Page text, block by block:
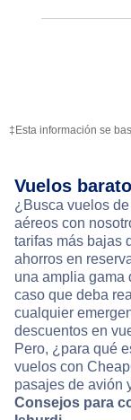
‡Esta información se
Vuelos
¿Busca vuelos
aéreos con
tarifas más bajas
ahorros en
una amplia gama
caso que deba
cualquier
descuentos en
Pero, ¿para qué
vuelos con
pasajes de avión
Consejos para